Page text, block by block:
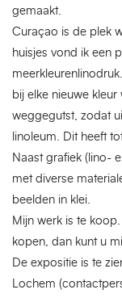
gemaakt.
Curaçao is de plek
huisjes vond ik een
bij elke nieuwe
weggegutst, zodat
linoleum. Dit heeft
Naast grafiek (lino-
met diverse
beelden in klei.
Mijn werk is te
kopen, dan kunt u
De expositie is te
Lochem